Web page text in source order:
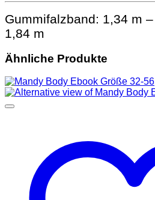
Gummifalzband: 1,34 m –
1,84 m
Ähnliche Produkte